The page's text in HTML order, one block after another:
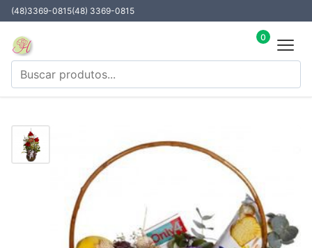
(48)3369-0815(48) 3369-0815
0